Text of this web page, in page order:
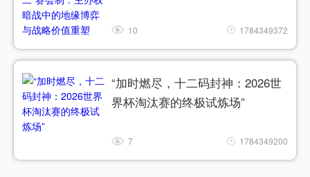
10 1784349372
“加时燃尽，十二码封神：2026世
界杯淘汰赛的终极试炼场”
7 1784349200